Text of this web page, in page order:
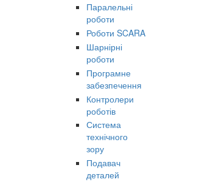
Паралельні
роботи
Роботи SCARA
Шарнірні
роботи
Програмне
забезпечення
Контролери
роботів
Система
технічного
зору
Подавач
деталей